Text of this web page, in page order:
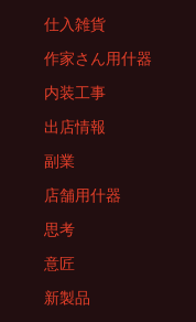
仕入雑貨
作家さん用什器
内装工事
出店情報
副業
店舗用什器
思考
意匠
新製品